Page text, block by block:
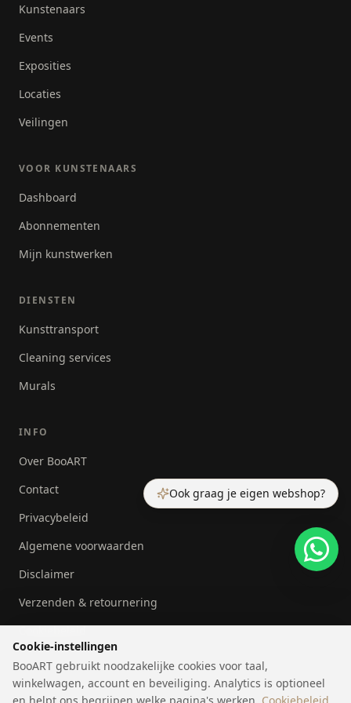
Ook graag je eigen webshop?
Kunstenaars
Events
Exposities
Locaties
Veilingen
VOOR KUNSTENAARS
Dashboard
Abonnementen
Mijn kunstwerken
DIENSTEN
Kunsttransport
Cleaning services
Murals
INFO
Over BooART
Contact
Privacybeleid
Algemene voorwaarden
Disclaimer
Verzenden & retournering
Cookiebeleid
Cookie-instellingen
BooART gebruikt noodzakelijke cookies voor taal,
winkelwagen, account en beveiliging. Analytics is optioneel